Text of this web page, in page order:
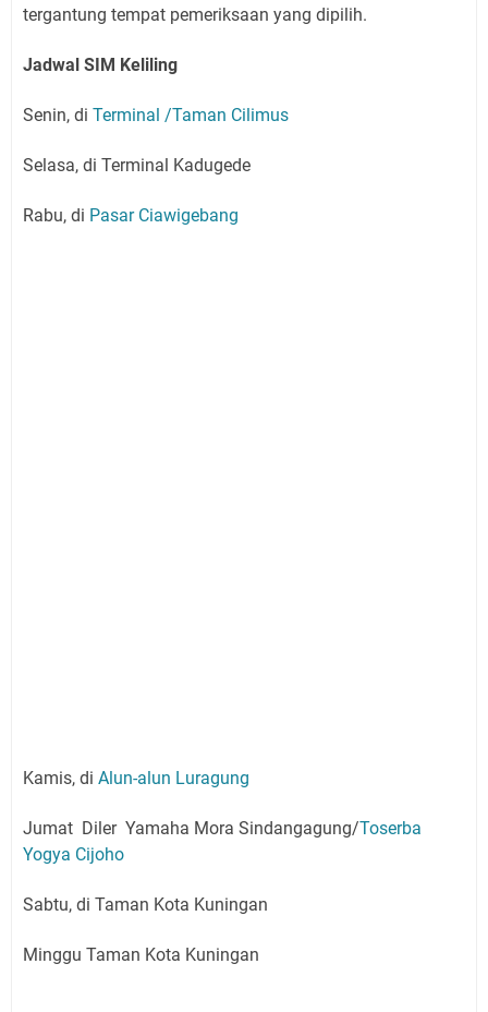
tergantung tempat pemeriksaan yang dipilih.
Jadwal SIM Keliling
Senin, di Terminal /Taman Cilimus
Selasa, di Terminal Kadugede
Rabu, di Pasar Ciawigebang
Kamis, di Alun-alun Luragung
Jumat Diler Yamaha Mora Sindangagung/Toserba
Yogya Cijoho
Sabtu, di Taman Kota Kuningan
Minggu Taman Kota Kuningan